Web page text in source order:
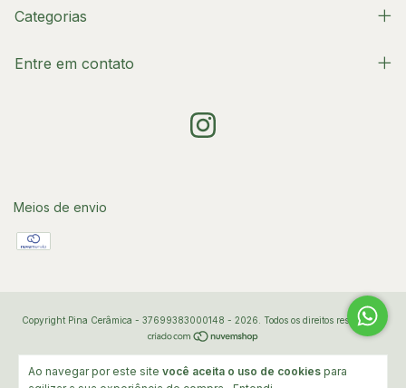
Ao navegar por este site você aceita o uso de cookies para
Categorias
Entre em contato
Meios de envio
Copyright Pina Cerâmica - 37699383000148 - 2026. Todos os direitos reservados.